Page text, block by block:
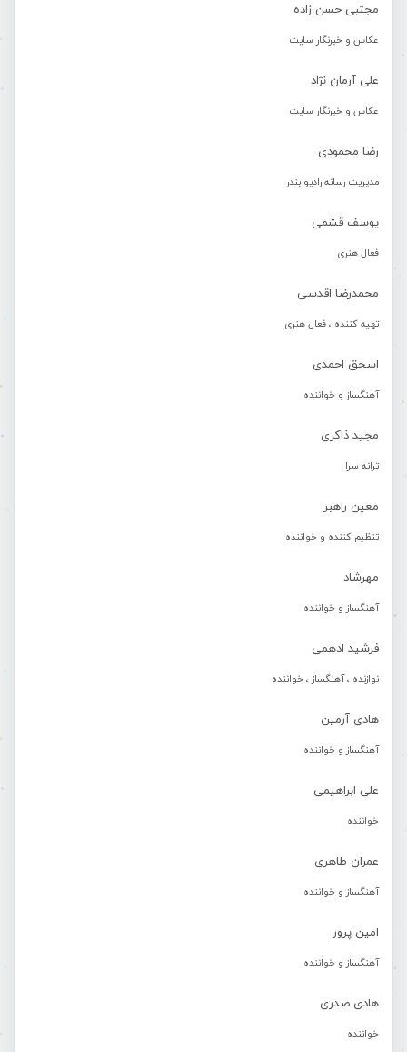
مجتبی حسن زاده
عکاس و خبرنگار سایت
علی آرمان نژاد
عکاس و خبرنگار سایت
رضا محمودی
مدیریت رسانه رادیو بندر
یوسف قشمی
فعال هنری
محمدرضا اقدسی
تهیه کننده ، فعال هنری
اسحق احمدی
آهنگساز و خواننده
مجید ذاکری
ترانه سرا
معین راهبر
تنظیم کننده و خواننده
مهرشاد
آهنگساز و خواننده
فرشید ادهمی
نوازنده ، آهنگساز ، خواننده
هادی آرمین
آهنگساز و خواننده
علی ابراهیمی
خواننده
عمران طاهری
آهنگساز و خواننده
امین پرور
آهنگساز و خواننده
هادی صدری
خواننده